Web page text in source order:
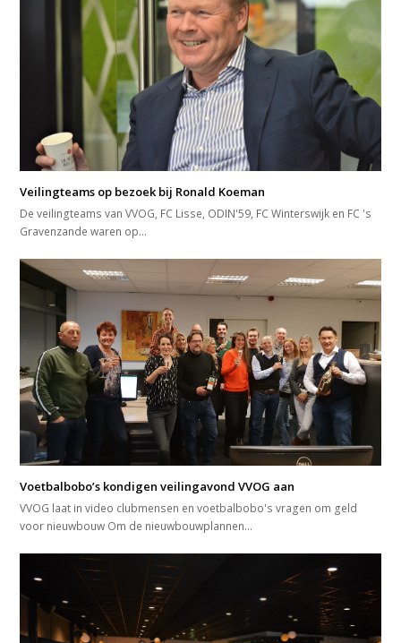
Veilingteams op bezoek bij Ronald Koeman
De veilingteams van VVOG, FC Lisse, ODIN'59, FC Winterswijk en FC 's
Gravenzande waren op…
Voetbalbobo’s kondigen veilingavond VVOG aan
VVOG laat in video clubmensen en voetbalbobo's vragen om geld
voor nieuwbouw Om de nieuwbouwplannen…